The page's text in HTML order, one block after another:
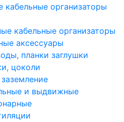
кабельные организаторы
кабельные организаторы
аксессуары
планки заглушки
цоколи
и выдвижные